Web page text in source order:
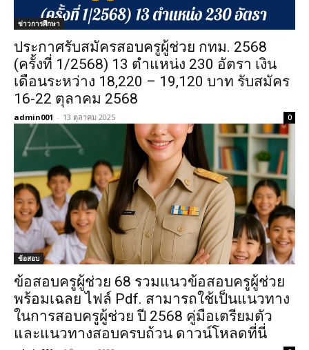
ข่าวการศึกษา
ประกาศรับสมัครสอบครูผู้ช่วย กทม. 2568
(ครั้งที่ 1/2568) 13 ตำแหน่ง 230 อัตรา เงิน
เดือนระหว่าง 18,220 – 19,120 บาท รับสมัคร
16-22 ตุลาคม 2568
admin001 - 13 ตุลาคม 2025 0
ข้อสอบ
ข้อสอบครูผู้ช่วย 68 รวมแนวข้อสอบครูผู้ช่วย
พร้อมเฉลย ไฟล์ Pdf. สามารถใช้เป็นแนวทาง
ในการสอบครูผู้ช่วย ปี 2568 คู่มือเตรียมตัว
และแนวทางสอบครบถ้วน ดาวน์โหลดที่นี่